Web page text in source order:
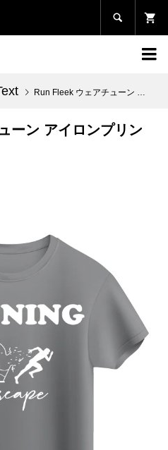


Run Fleek ウェアチューン アイロンプリントシート 154wa3
ーン アイロンプリン